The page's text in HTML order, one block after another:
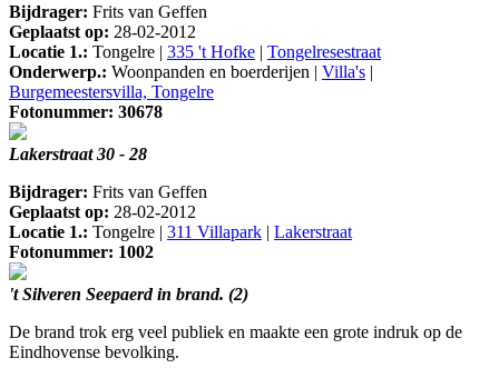
Bijdrager: Frits van Geffen
Geplaatst op: 28-02-2012
Locatie 1.: Tongelre | 335 't Hofke | Tongelresestraat
Onderwerp.: Woonpanden en boerderijen | Villa's |
Burgemeestersvilla, Tongelre
Fotonummer: 30678
Lakerstraat 30 - 28
Bijdrager: Frits van Geffen
Geplaatst op: 28-02-2012
Locatie 1.: Tongelre | 311 Villapark | Lakerstraat
Fotonummer: 1002
't Silveren Seepaerd in brand. (2)
De brand trok erg veel publiek en maakte een grote indruk op de
Eindhovense bevolking.